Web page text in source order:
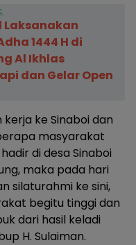
Laksanakan
1444 H di
Al Ikhlas
dan Gelar Open
ke Sinaboi dan
masyarakat
di desa Sinaboi
maka pada hari
silaturahmi ke sini,
begitu tinggi dan
dari hasil keladi
H. Sulaiman.